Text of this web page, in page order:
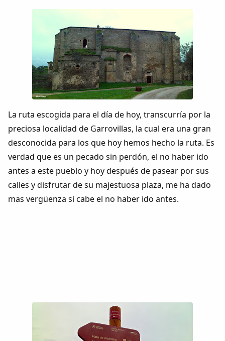
Idiosincrasia
Diccionario
Traductor
Dichos
Cancionero Local
Apodos
Peñas
La palra
La ruta escogida para el día de hoy, transcurría por la
preciosa localidad de Garrovillas, la cual era una gran
desconocida para los que hoy hemos hecho la ruta. Es
verdad que es un pecado sin perdón, el no haber ido
antes a este pueblo y hoy después de pasear por sus
calles y disfrutar de su majestuosa plaza, me ha dado
mas vergüenza si cabe el no haber ido antes.